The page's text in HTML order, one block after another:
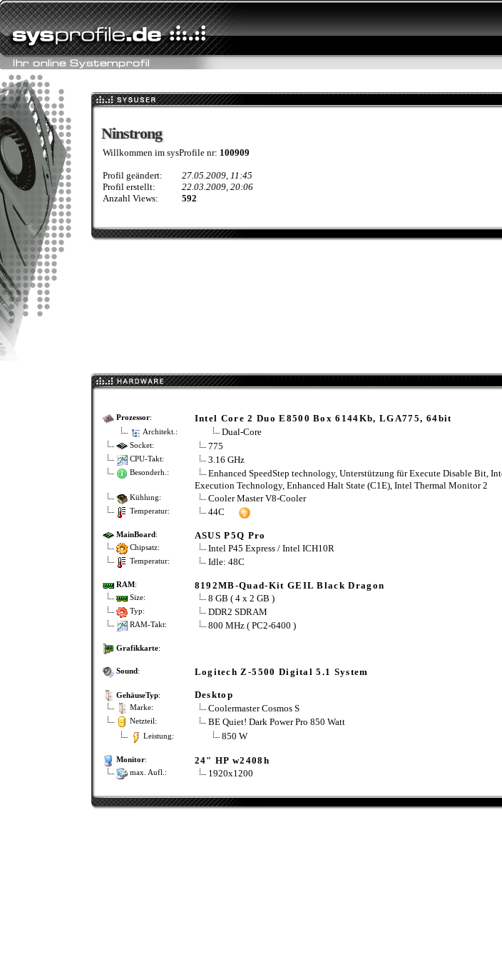
Ninstrong
Ninstrong
Willkommen im sysProfile nr: 100909
Profil geändert:
27.05.2009, 11:45
Profil erstellt:
22.03.2009, 20:06
Anzahl Views:
592
Prozessor: Intel Core 2 Duo E8500 Box 6144Kb, LGA775, 64bit
Architekt.: Dual-Core
Socket: 775
CPU-Takt: 3.16 GHz
Besonderh.:
Enhanced SpeedStep technology, Unterstützung für Execute Disable Bit,
Execution Technology, Enhanced Halt State (C1E), Intel Thermal Monitor 2
Kühlung: Cooler Master V8-Cooler
Temperatur: 44C
MainBoard: ASUS P5Q Pro
Chipsatz: Intel P45 Express / Intel ICH10R
Temperatur: Idle: 48C
RAM: 8192MB-Quad-Kit GEIL Black Dragon
Size: 8 GB ( 4 x 2 GB )
Typ: DDR2 SDRAM
RAM-Takt: 800 MHz ( PC2-6400 )
Grafikkarte:
Sound: Logitech Z-5500 Digital 5.1 System
GehäuseTyp: Desktop
Marke: Coolermaster Cosmos S
Netzteil: BE Quiet! Dark Power Pro 850 Watt
Leistung: 850 W
Monitor: 24" HP w2408h
max. Aufl.: 1920x1200